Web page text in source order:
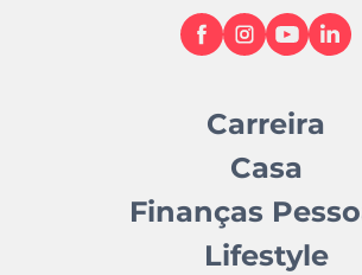
Carreira
Casa
Finanças
Lifestyle